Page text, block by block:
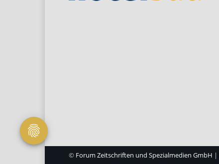
© Forum Zeitschriften und Spezialmedien GmbH |